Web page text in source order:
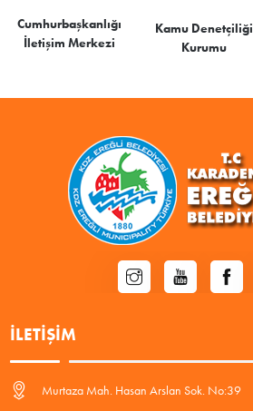
Cumhurbaşkanlığı
İletişim Merkezi
Kamu Denetçiliği
Kurumu
İLETIŞIM
Murtaza Mah. Hasan Arslan Sok. No:39